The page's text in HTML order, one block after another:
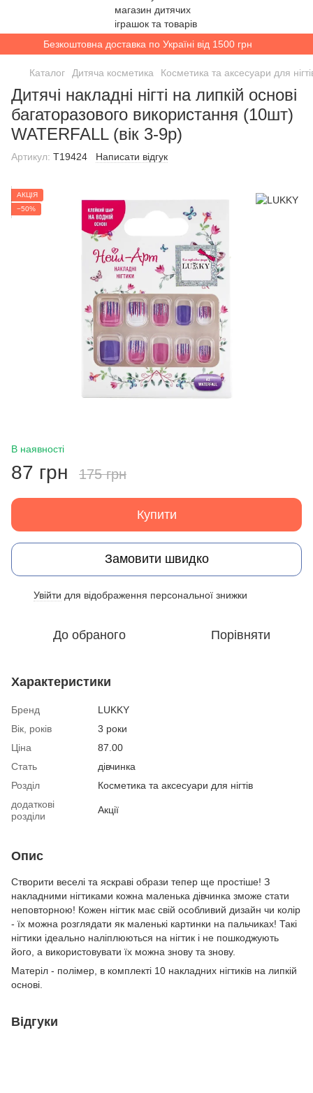
Безкоштовна доставка по Україні від 1500 грн
Каталог Дитяча косметика Косметика та аксесуари для
Дитячі накладні нігті на липкій основі
багаторазового використання (10шт)
WATERFALL (вік 3-9р)
Артикул: T19424 Написати відгук
АКЦІЯ
−50%
В наявності
87 грн 175 грн
Купити
Замовити швидко
Увійти для відображення персональної знижки
До обраного Порівняти
Характеристики
Бренд
LUKKY
Вік, років
3 роки
Ціна
87.00
Стать
дівчинка
Розділ
Косметика та аксесуари для нігтів
додаткові
розділи
Акції
Опис
Створити веселі та яскраві образи тепер ще простіше! З
накладними нігтиками кожна маленька дівчинка зможе стати
неповторною! Кожен нігтик має свій особливий дизайн чи колір
- їх можна розглядати як маленькі картинки на пальчиках! Такі
нігтики ідеально наліплюються на нігтик і не пошкоджують
його, а використовувати їх можна знову та знову.
Матеріл - полімер, в комплекті 10 накладних нігтиків на липкій
основі.
Відгуки